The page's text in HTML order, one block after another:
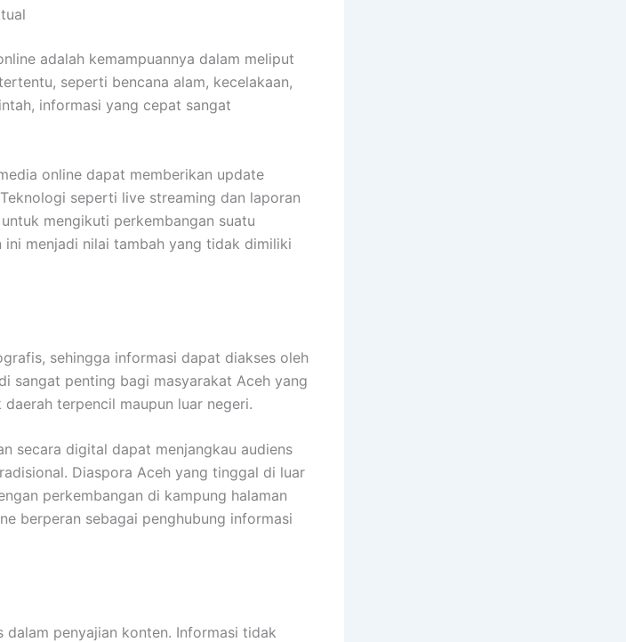
adalah kemampuannya dalam meliput
seperti bencana alam, kecelakaan,
informasi yang cepat sangat
online dapat memberikan update
seperti live streaming dan laporan
mengikuti perkembangan suatu
ini menjadi nilai tambah yang tidak dimiliki
sehingga informasi dapat diakses oleh
sangat penting bagi masyarakat Aceh yang
terpencil maupun luar negeri.
secara digital dapat menjangkau audiens
Diaspora Aceh yang tinggal di luar
perkembangan di kampung halaman
berperan sebagai penghubung informasi
penyajian konten. Informasi tidak